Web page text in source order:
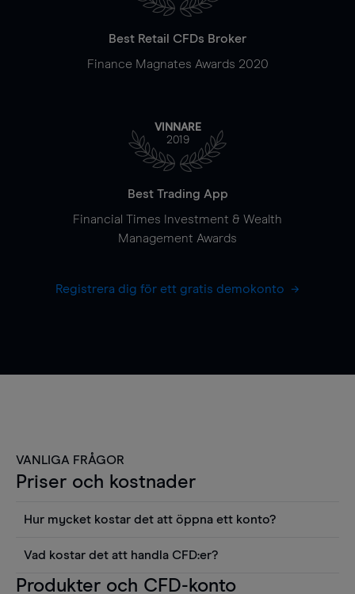
Best Retail CFDs Broker
Finance Magnates Awards 2020
VINNARE
2019
Best Trading App
Financial Times Investment & Wealth
Management Awards
Registrera dig för ett gratis demokonto
VANLIGA FRÅGOR
Priser och kostnader
Hur mycket kostar det att öppna ett konto?
använda sådana verktyg som diagram, Reuters
Vad kostar det att handla CFD:er?
Det är en rad kostnader att tänka på när man
Produkter och CFD-konto